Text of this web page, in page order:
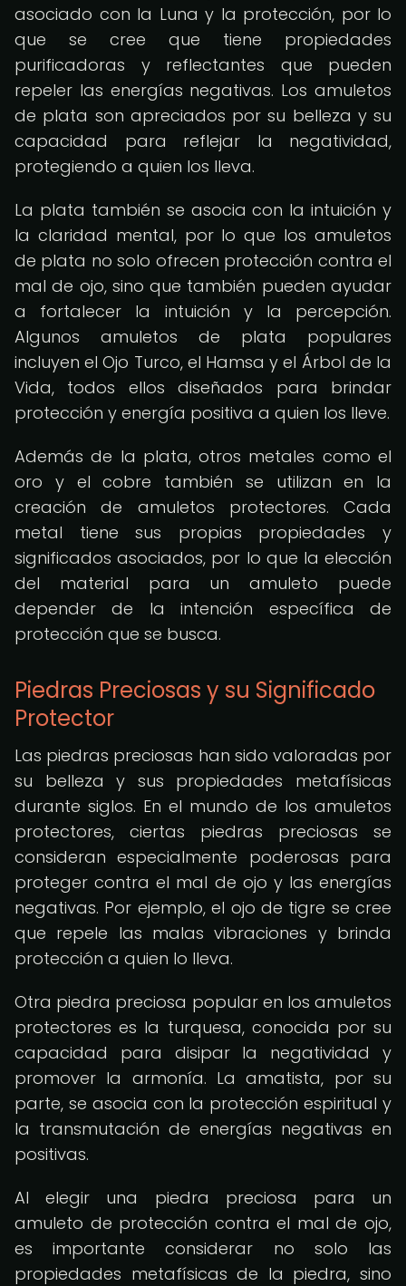
asociado con la Luna y la protección, por lo
que se cree que tiene propiedades
purificadoras y reflectantes que pueden
repeler las energías negativas. Los amuletos
de plata son apreciados por su belleza y su
capacidad para reflejar la negatividad,
protegiendo a quien los lleva.
La plata también se asocia con la intuición y
la claridad mental, por lo que los amuletos
de plata no solo ofrecen protección contra el
mal de ojo, sino que también pueden ayudar
a fortalecer la intuición y la percepción.
Algunos amuletos de plata populares
incluyen el Ojo Turco, el Hamsa y el Árbol de la
Vida, todos ellos diseñados para brindar
protección y energía positiva a quien los lleve.
Además de la plata, otros metales como el
oro y el cobre también se utilizan en la
creación de amuletos protectores. Cada
metal tiene sus propias propiedades y
significados asociados, por lo que la elección
del material para un amuleto puede
depender de la intención específica de
protección que se busca.
Piedras Preciosas y su Significado
Protector
Las piedras preciosas han sido valoradas por
su belleza y sus propiedades metafísicas
durante siglos. En el mundo de los amuletos
protectores, ciertas piedras preciosas se
consideran especialmente poderosas para
proteger contra el mal de ojo y las energías
negativas. Por ejemplo, el ojo de tigre se cree
que repele las malas vibraciones y brinda
protección a quien lo lleva.
Otra piedra preciosa popular en los amuletos
protectores es la turquesa, conocida por su
capacidad para disipar la negatividad y
promover la armonía. La amatista, por su
parte, se asocia con la protección espiritual y
la transmutación de energías negativas en
positivas.
Al elegir una piedra preciosa para un
amuleto de protección contra el mal de ojo,
es importante considerar no solo las
propiedades metafísicas de la piedra, sino